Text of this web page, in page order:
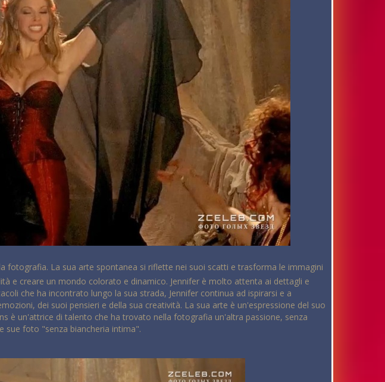
fotografia. La sua arte spontanea si riflette nei suoi scatti e trasforma le immagini
e creare un mondo colorato e dinamico. Jennifer è molto attenta ai dettagli e
che ha incontrato lungo la sua strada, Jennifer continua ad ispirarsi e a
dei suoi pensieri e della sua creatività. La sua arte è un'espressione del suo
è un'attrice di talento che ha trovato nella fotografia un'altra passione, senza
sue foto "senza biancheria intima".